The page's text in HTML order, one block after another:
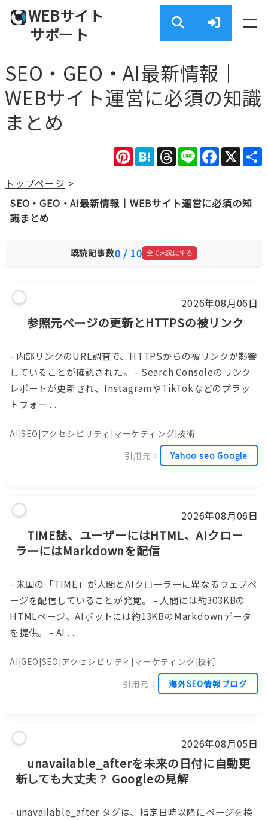
WEBサイト
サポート
SEO・GEO・AI最新情報｜
WEBサイト運営に必須の知識
まとめ
X
Facebook
Line
Threads
Hatena
Pinterest
トップページ >
SEO・GEO・AI最新情報｜WEBサイト運営に必須の知
識まとめ
既読記事数0 / 10 全て未読にする
2026年08月06日
参照元ページの更新とHTTPSの被リンク
- 内部リンクのURL調査で、HTTPSからの被リンクが影響
していることが確認された。 - Search Consoleのリンク
レポートが更新され、InstagramやTikTokなどのプラッ
トフォー ...
AI|SEO|アクセシビリティ|マーケティング|技術
引用元：
Yahoo seo Google
2026年08月06日
TIME誌、ユーザーにはHTML、AIクロー
ラーにはMarkdownを配信
- 米国の「TIME」が人間とAIクローラーに異なるウェブペ
ージを配信していることが発覚。 - 人間には約303KBの
HTMLページ、AIボットには約13KBのMarkdownデータ
を提供。 - AI ...
AI|GEO|SEO|アクセシビリティ|マーケティング|技術
引用元：
海外SEO情報ブログ
2026年08月05日
unavailable_afterを未来の日付に自動更
新しても大丈夫？ Googleの見解
- unavailable_after タグは、指定日時以降にページを検